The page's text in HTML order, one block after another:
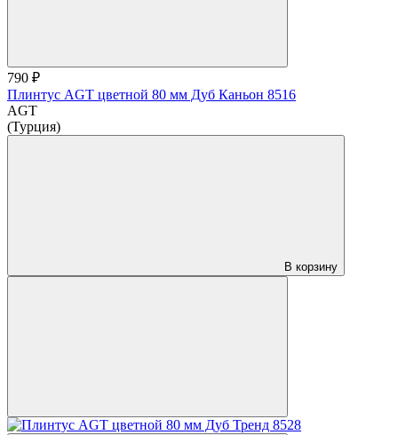
790 ₽
Плинтус AGT цветной 80 мм Дуб Каньон 8516
AGT
(Турция)
В корзину